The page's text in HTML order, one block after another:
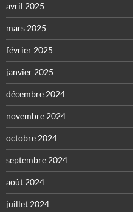
avril 2025
mars 2025
février 2025
janvier 2025
décembre 2024
novembre 2024
octobre 2024
septembre 2024
août 2024
juillet 2024